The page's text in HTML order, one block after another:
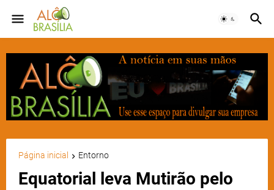
Página inicial Entorno
Equatorial leva Mutirão pelo